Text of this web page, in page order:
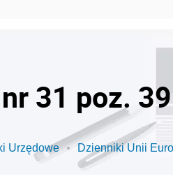
31 poz.
Urzędowe Dzienniki Unii